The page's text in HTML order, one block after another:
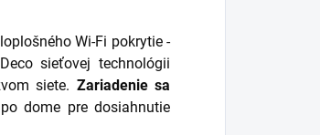
Wi-Fi pokrytie -
sieťovej technológii
siete. Zariadenie sa
dome pre dosiahnutie